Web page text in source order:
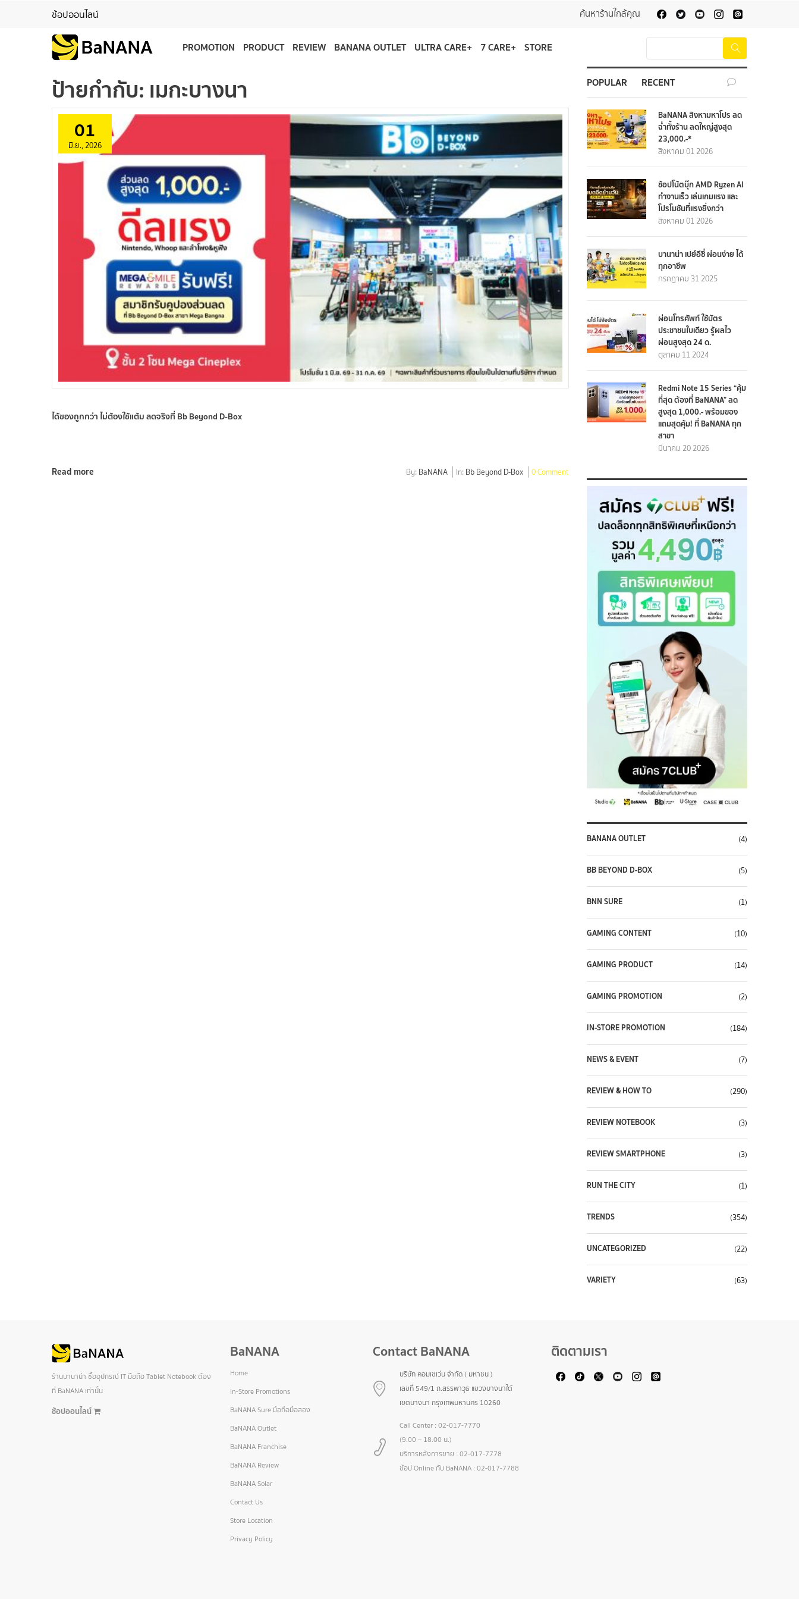
ช้อปออนไลน์ ค้นหาร้านใกล้คุณ
PROMOTION PRODUCT REVIEW BANANA OUTLET ULTRA CARE+ 7 CARE+ STORE
ป้ายกำกับ: เมกะบางนา
01
มิ.ย., 2026
ได้ของถูกกว่า ไม่ต้องใช้แต้ม ลดจริงที่ Bb Beyond D-Box
Read more By: BaNANA In: Bb Beyond D-Box 0 Comment
POPULAR RECENT
BaNANA สิงหามหาโปร ลด
ฉ่ำทั้งร้าน ลดใหญ่สูงสุด
23,000.-*
สิงหาคม 01 2026
ช้อปโน้ตบุ๊ก AMD Ryzen AI
ทำงานเร็ว เล่นเกมแรง และ
โปรโมชันที่แรงยิ่งกว่า
สิงหาคม 01 2026
บานาน่า เปย์อีซี่ ผ่อนง่าย ได้
ทุกอาชีพ
กรกฎาคม 31 2025
ผ่อนโทรศัพท์ ใช้บัตร
ประชาชนใบเดียว รู้ผลไว
ผ่อนสูงสุด 24 ด.
ตุลาคม 11 2024
Redmi Note 15 Series “คุ้ม
ที่สุด ต้องที่ BaNANA” ลด
สูงสุด 1,000.- พร้อมของ
แถมสุดคุ้ม! ที่ BaNANA ทุก
สาขา
มีนาคม 20 2026
BANANA OUTLET (4)
BB BEYOND D-BOX (5)
BNN SURE (1)
GAMING CONTENT (10)
GAMING PRODUCT (14)
GAMING PROMOTION (2)
IN-STORE PROMOTION (184)
NEWS & EVENT (7)
REVIEW & HOW TO (290)
REVIEW NOTEBOOK (3)
REVIEW SMARTPHONE (3)
RUN THE CITY (1)
TRENDS (354)
UNCATEGORIZED (22)
VARIETY (63)
ร้านบานาน่า ซื้ออุปกรณ์ IT มือถือ Tablet Notebook ต้อง
ที่ BaNANA เท่านั้น
ช้อปออนไลน์
BaNANA
Home
In-Store Promotions
BaNANA Sure มือถือมือสอง
BaNANA Outlet
BaNANA Franchise
BaNANA Review
BaNANA Solar
Contact Us
Store Location
Privacy Policy
Contact BaNANA
บริษัท คอมเซเว่น จำกัด ( มหาชน )
เลขที่ 549/1 ถ.สรรพาวุธ แขวงบางนาใต้
เขตบางนา กรุงเทพมหานคร 10260
Call Center : 02-017-7770
(9.00 – 18.00 น.)
บริการหลังการขาย : 02-017-7778
ช้อป Online กับ BaNANA : 02-017-7788
ติดตามเรา